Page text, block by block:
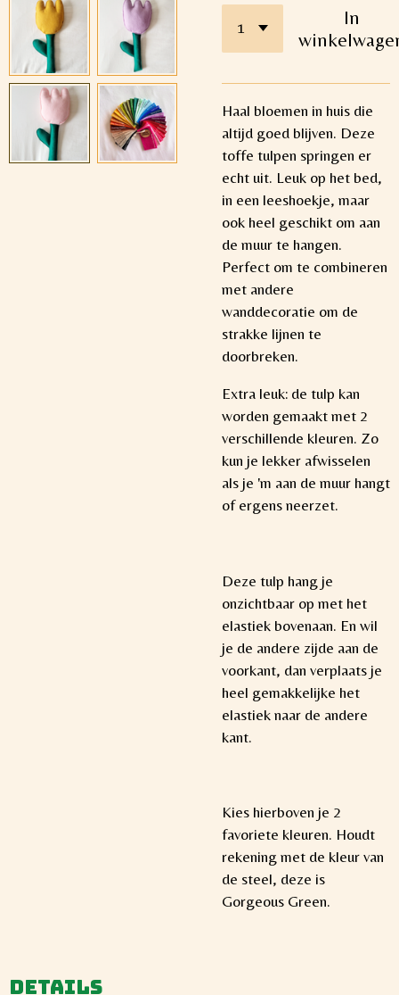
In
Haal bloemen in huis die
altijd goed blijven. Deze
toffe tulpen springen er
echt uit. Leuk op het bed,
in een leeshoekje, maar
ook heel geschikt om aan
de muur te hangen.
Perfect om te combineren
met andere
wanddecoratie om de
strakke lijnen te
doorbreken.
Extra leuk: de tulp kan
worden gemaakt met 2
verschillende kleuren. Zo
kun je lekker afwisselen
als je 'm aan de muur hangt
of ergens neerzet.
Deze tulp hang je
onzichtbaar op met het
elastiek bovenaan. En wil
je de andere zijde aan de
voorkant, dan verplaats je
heel gemakkelijke het
elastiek naar de andere
kant.
Kies hierboven je 2
favoriete kleuren. Houdt
rekening met de kleur van
de steel, deze is
Gorgeous Green.
Details